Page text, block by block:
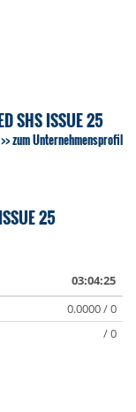
SHS ISSUE 25
zum Unternehmensprofil
25
03:04:25
0.0000 / 0
/ 0